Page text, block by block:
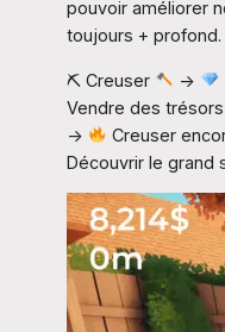
pouvoir améliorer
toujours + profond.
⛏ Creuser →
Vendre des
→
Creuser
Découvrir le grand